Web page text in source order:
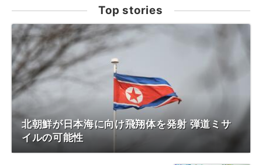
Top stories
北朝鮮が日本海に向け飛翔体を発射 弾道ミサ
イルの可能性